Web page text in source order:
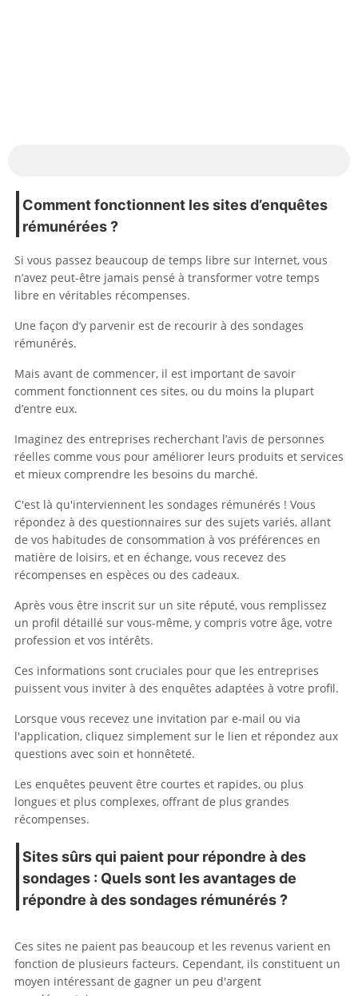
Comment fonctionnent les sites d’enquêtes
rémunérées ?
Si vous passez beaucoup de temps libre sur Internet, vous
n’avez peut-être jamais pensé à transformer votre temps
libre en véritables récompenses.
Une façon d’y parvenir est de recourir à des sondages
rémunérés.
Mais avant de commencer, il est important de savoir
comment fonctionnent ces sites, ou du moins la plupart
d’entre eux.
Imaginez des entreprises recherchant l’avis de personnes
réelles comme vous pour améliorer leurs produits et services
et mieux comprendre les besoins du marché.
C'est là qu'interviennent les sondages rémunérés ! Vous
répondez à des questionnaires sur des sujets variés, allant
de vos habitudes de consommation à vos préférences en
matière de loisirs, et en échange, vous recevez des
récompenses en espèces ou des cadeaux.
Après vous être inscrit sur un site réputé, vous remplissez
un profil détaillé sur vous-même, y compris votre âge, votre
profession et vos intérêts.
Ces informations sont cruciales pour que les entreprises
puissent vous inviter à des enquêtes adaptées à votre profil.
Lorsque vous recevez une invitation par e-mail ou via
l'application, cliquez simplement sur le lien et répondez aux
questions avec soin et honnêteté.
Les enquêtes peuvent être courtes et rapides, ou plus
longues et plus complexes, offrant de plus grandes
récompenses.
Sites sûrs qui paient pour répondre à des
sondages : Quels sont les avantages de
répondre à des sondages rémunérés ?
Ces sites ne paient pas beaucoup et les revenus varient en
fonction de plusieurs facteurs. Cependant, ils constituent un
moyen intéressant de gagner un peu d'argent